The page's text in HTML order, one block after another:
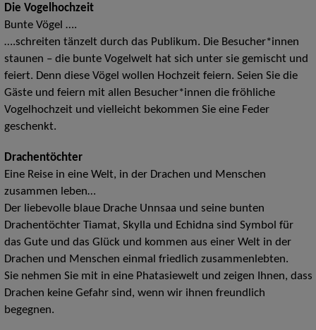
Die Vogelhochzeit
Bunte Vögel ….
….schreiten tänzelt durch das Publikum. Die Besucher*innen
staunen – die bunte Vogelwelt hat sich unter sie gemischt und
feiert. Denn diese Vögel wollen Hochzeit feiern. Seien Sie die
Gäste und feiern mit allen Besucher*innen die fröhliche
Vogelhochzeit und vielleicht bekommen Sie eine Feder
geschenkt.
Drachentöchter
Eine Reise in eine Welt, in der Drachen und Menschen
zusammen leben…
Der liebevolle blaue Drache Unnsaa und seine bunten
Drachentöchter Tiamat, Skylla und Echidna sind Symbol für
das Gute und das Glück und kommen aus einer Welt in der
Drachen und Menschen einmal friedlich zusammenlebten.
Sie nehmen Sie mit in eine Phatasiewelt und zeigen Ihnen, dass
Drachen keine Gefahr sind, wenn wir ihnen freundlich
begegnen.